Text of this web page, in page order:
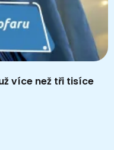
více než tři tisíce